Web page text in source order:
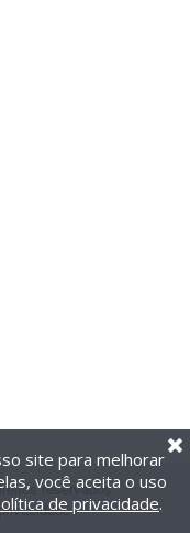
reservados.
site para melhorar
você aceita o uso
de privacidade.